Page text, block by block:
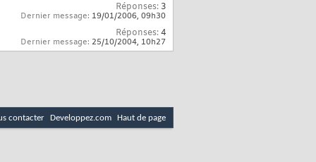
Réponses: 3
Dernier message: 19/01/2006, 09h30
Réponses:4
Dernier message: 25/10/2004, 10h27
contacter Developpez.com Haut de page